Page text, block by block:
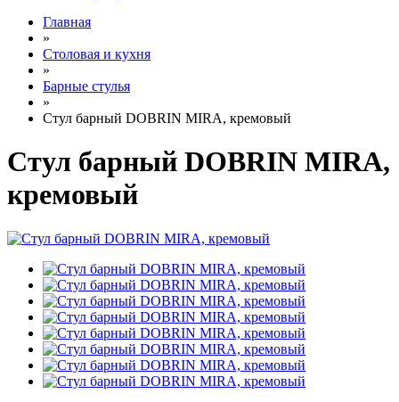
Главная
»
Столовая и кухня
»
Барные стулья
»
Стул барный DOBRIN MIRA, кремовый
Стул барный DOBRIN MIRA,
кремовый